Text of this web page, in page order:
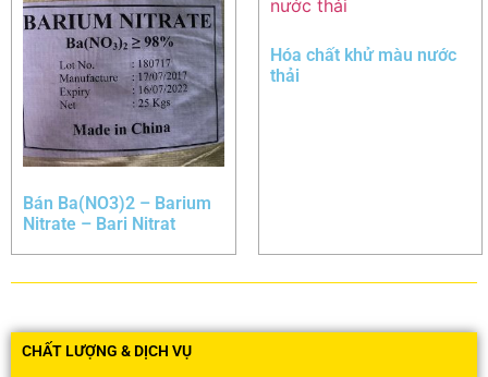
Bán Ba(NO3)2 – Barium
Nitrate – Bari Nitrat
Hóa chất khử màu nước
thải
CHẤT LƯỢNG & DỊCH VỤ